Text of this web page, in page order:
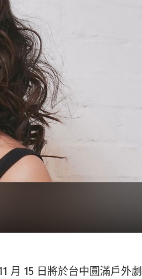
月 15 日將於台中圓滿戶外劇